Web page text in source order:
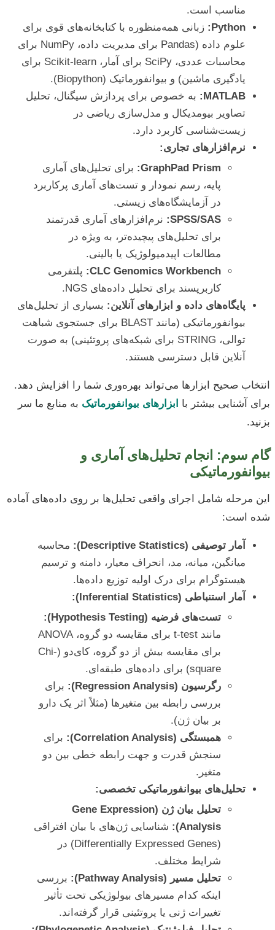
مناسب است.
Python:
زبانی همه‌منظوره با کتابخانه‌های قوی برای
علوم داده (Pandas برای مدیریت داده، NumPy برای
محاسبات عددی، SciPy برای آمار، Scikit-learn برای
یادگیری ماشین) و بیوانفورماتیک (Biopython).
MATLAB:
به خصوص برای پردازش سیگنال، تحلیل
تصاویر بیومدیکال و مدل‌سازی ریاضی در
زیست‌شناسی کاربرد دارد.
نرم‌افزارهای تجاری:
GraphPad Prism:
برای تحلیل‌های آماری
پایه، رسم نمودار و تست‌های آماری پرکاربرد
در آزمایشگاه‌های زیستی.
SPSS/SAS:
نرم‌افزارهای آماری قدرتمند
برای تحلیل‌های پیچیده‌تر، به ویژه در
مطالعات اپیدمیولوژیک یا بالینی.
CLC Genomics Workbench:
پلتفرمی
کاربرپسند برای تحلیل داده‌های NGS.
پایگاه‌های داده و ابزارهای آنلاین: بسیاری از تحلیل‌های
بیوانفورماتیکی (مانند BLAST برای جستجوی شباهت
توالی، STRING برای شبکه‌های پروتئینی) به صورت
آنلاین قابل دسترسی هستند.
انتخاب صحیح ابزارها می‌تواند بهره‌وری شما را افزایش دهد.
برای آشنایی بیشتر با
ابزارهای بیوانفورماتیک به منابع ما سر
بزنید.
گام سوم: انجام تحلیل‌های آماری و
بیوانفورماتیکی
این مرحله شامل اجرای واقعی تحلیل‌ها بر روی داده‌های آماده
شده است:
آمار توصیفی (Descriptive Statistics):
محاسبه
میانگین، میانه، مد، انحراف معیار، دامنه و ترسیم
هیستوگرام برای درک اولیه توزیع داده‌ها.
آمار استنباطی (Inferential Statistics):
تست‌های فرضیه (Hypothesis Testing):
مانند t-test برای مقایسه دو گروه، ANOVA
برای مقایسه بیش از دو گروه، کای‌دو (Chi-
square) برای داده‌های طبقه‌ای.
رگرسیون (Regression Analysis):
برای
بررسی رابطه بین متغیرها (مثلاً اثر یک دارو
بر بیان ژن).
همبستگی (Correlation Analysis):
برای
سنجش قدرت و جهت رابطه خطی بین دو
متغیر.
تحلیل‌های بیوانفورماتیکی تخصصی:
تحلیل بیان ژن (Gene Expression
Analysis):
شناسایی ژن‌های با بیان افتراقی
(Differentially Expressed Genes) در
شرایط مختلف.
تحلیل مسیر (Pathway Analysis):
بررسی
اینکه کدام مسیرهای بیولوژیکی تحت تأثیر
تغییرات ژنی یا پروتئینی قرار گرفته‌اند.